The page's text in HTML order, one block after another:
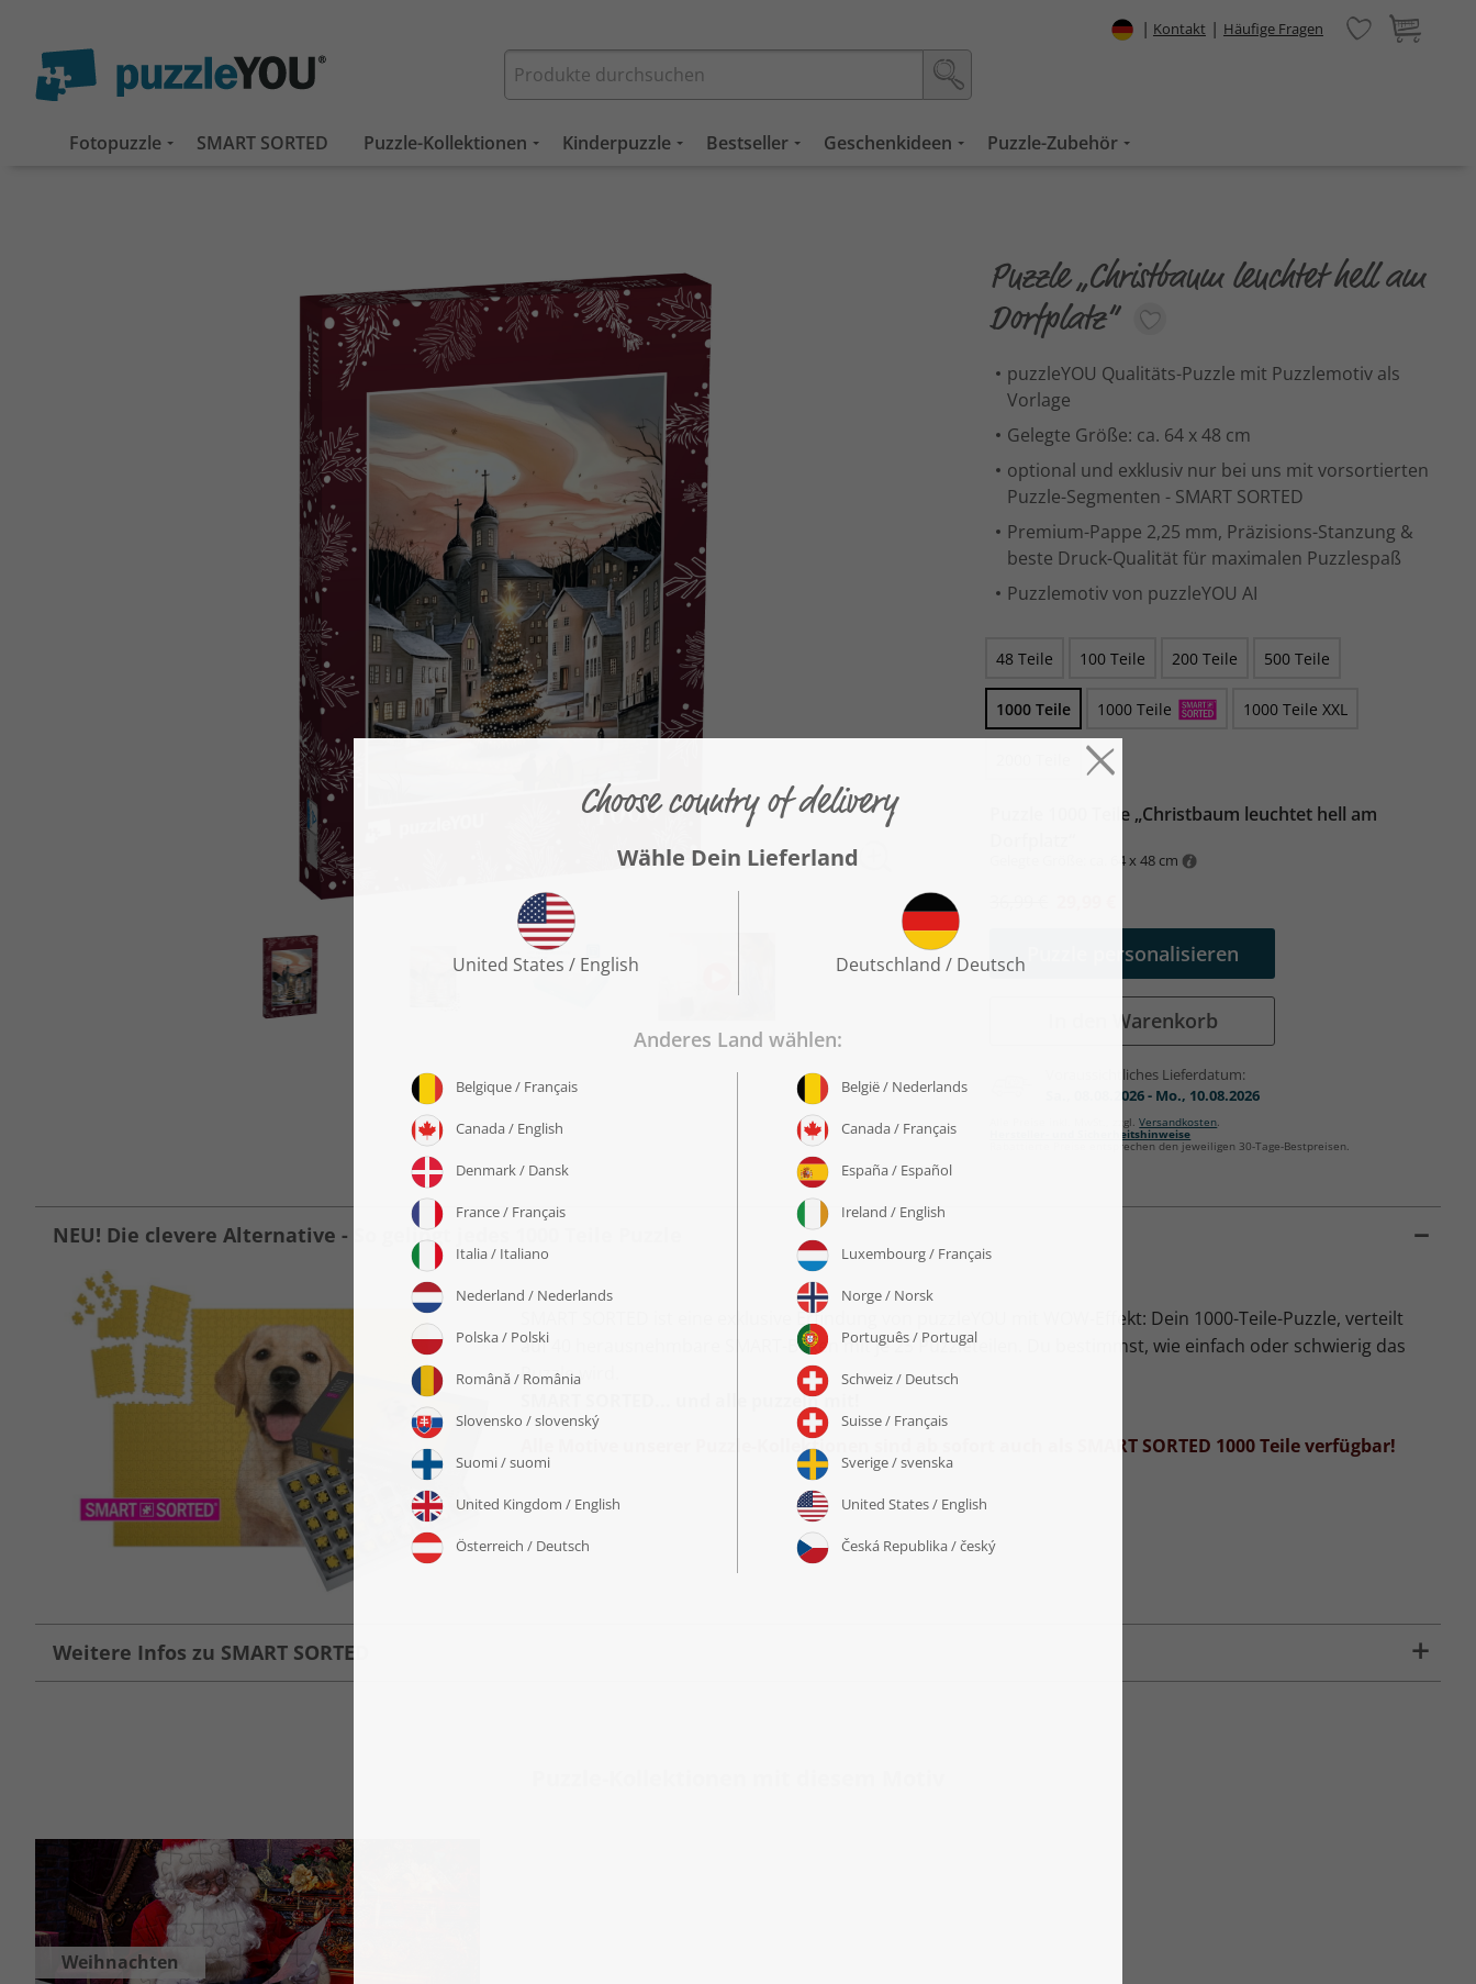
| Kontakt | Häufige Fragen
Fotopuzzle SMART SORTED Puzzle-Kollektionen Kinderpuzzle Bestseller Geschenkideen Puzzle-Zubehör
Puzzle „Christbaum leuchtet hell am
Dorfplatz“
puzzleYOU Qualitäts-Puzzle mit Puzzlemotiv als
Vorlage
Gelegte Größe: ca. 64 x 48 cm
optional und exklusiv nur bei uns mit vorsortierten
Puzzle-Segmenten - SMART SORTED
Premium-Pappe 2,25 mm, Präzisions-Stanzung &
beste Druck-Qualität für maximalen Puzzlespaß
Puzzlemotiv von puzzleYOU AI
Voraussichtliches Lieferdatum:
Sa., 08.08.2026 - Mo., 10.08.2026
48 Teile 100 Teile 200 Teile 500 Teile
1000 Teile 1000 Teile 1000 Teile XXL
Puzzle 1000 Teile „Christbaum leuchtet hell am
Gelegte Größe: ca. 64 x 48 cm
Puzzle personalisieren
In den Warenkorb
Alle Preise inkl. MwSt., zzgl.Versandkosten.
Hersteller- und Sicherheitshinweise
Rabattierte Preise entsprechen den jeweiligen 30-Tage-Bestpreisen.
NEU! Die clevere Alternative - So gelingt jedes 1000 Teile Puzzle
SMART SORTED ist eine exklusive Erfindung von puzzleYOU mit WOW-Effekt: Dein 1000-Teile-Puzzle, verteilt
auf 40 herausnehmbare SMART-Boxen mit je 25 Puzzleteilen. Du bestimmst, wie einfach oder schwierig das
Puzzle wird.
SMART SORTED... und alle puzzeln mit!
Alle Motive unserer Puzzle-Kollektionen sind ab sofort auch als SMART SORTED 1000 Teile verfügbar!
Weitere Infos zu SMART SORTED
Weihnachten